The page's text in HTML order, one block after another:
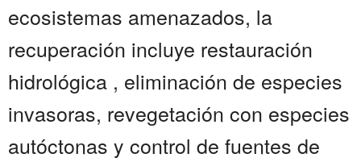
ecosistemas amenazados, la
recuperación incluye restauración
hidrológica , eliminación de especies
invasoras, revegetación con especies
autóctonas y control de fuentes de